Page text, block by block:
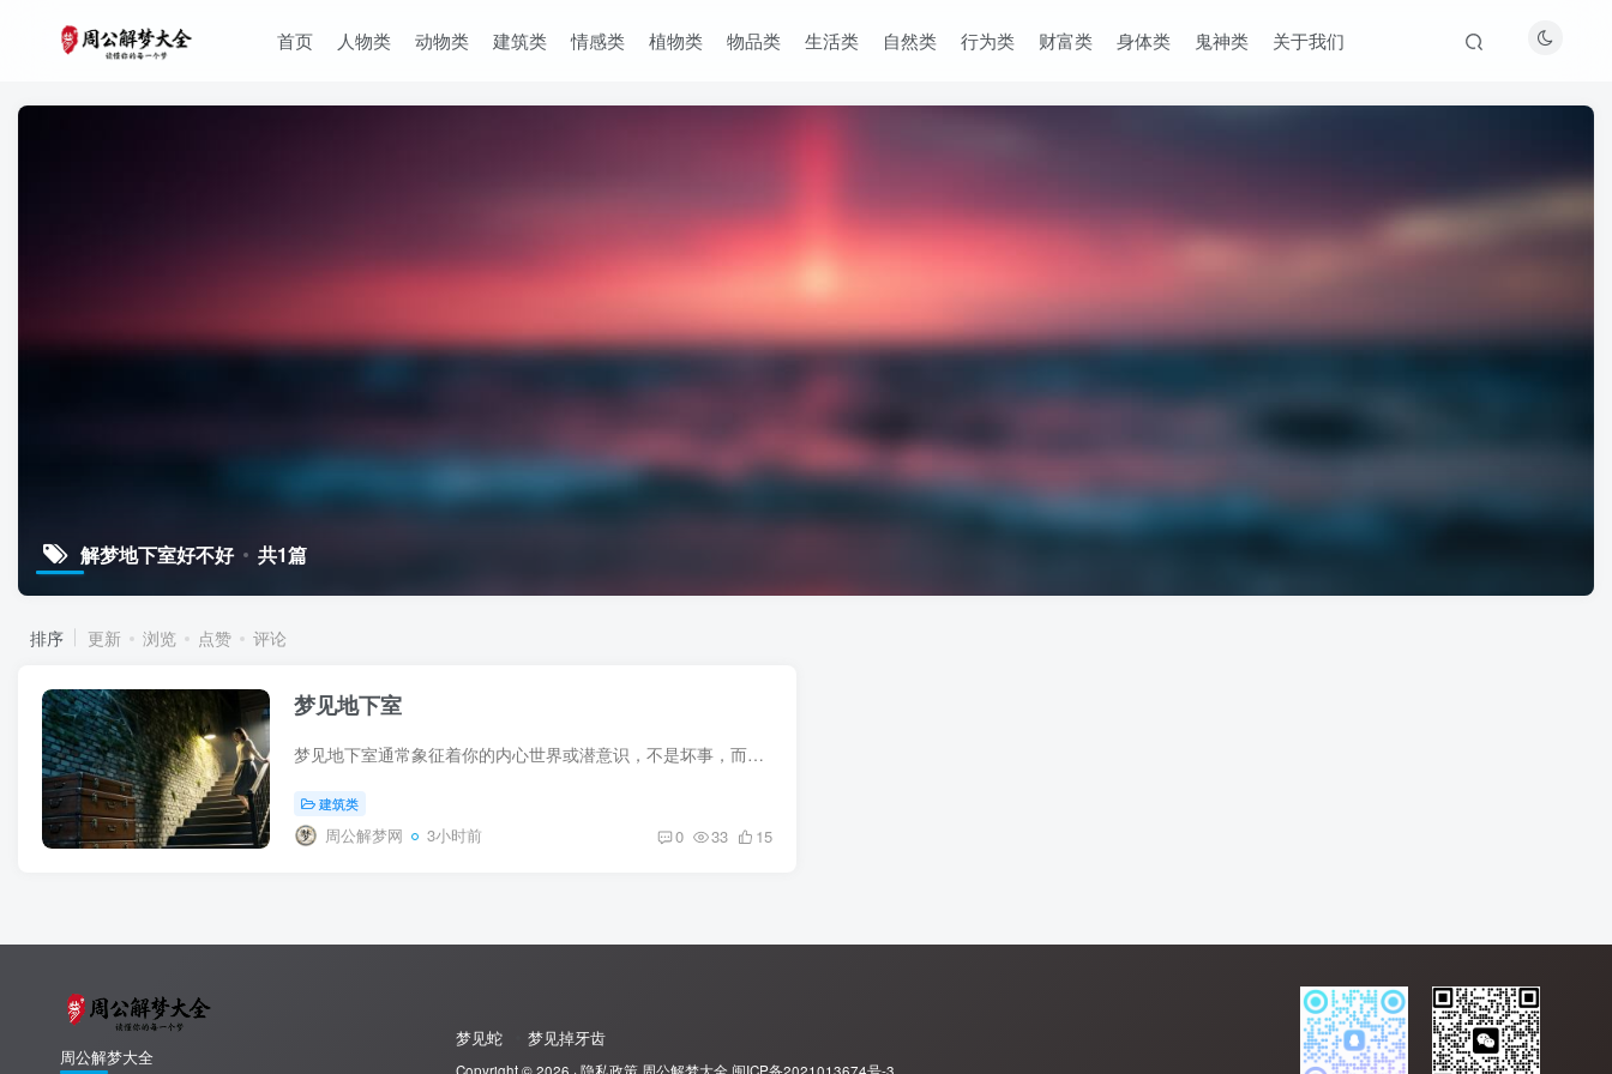
首页 人物类 动物类 建筑类 情感类 植物类 物品类 生活类 自然类 行为类 财富类 身体类 鬼神类 关于我们
解梦地下室好不好 共1篇
排序 更新 浏览 点赞 评论
梦见地下室
梦见地下室通常象征着你的内心世界或潜意识，不是坏事，而是提醒你该关注自己隐藏的情绪了。说实话，有时候地下室代表压抑，但也可能是财富和秘密的藏身之地。 梦见地下室的基本含义 梦见地下室...
建筑类
周公解梦网 3小时前 0 33 15
周公解梦大全
梦见蛇 梦见掉牙齿
Copyright © 2026 · 隐私政策 周公解梦大全 闽ICP备2021013674号-3